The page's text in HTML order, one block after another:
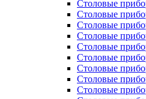
Столовые
Столовые
Столовые
Столовые
Столовые
Столовые
Столовые
Столовые
Столовые